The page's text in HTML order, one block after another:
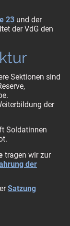
23 und der
der VdG den
Sektionen sind
der
Soldatinnen
tragen wir zur
der
Satzung